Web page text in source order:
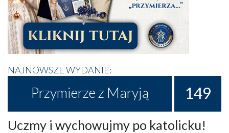
NAJNOWSZE WYDANIE:
Przymierze z Maryją 149
Uczmy i wychowujmy po katolicku!